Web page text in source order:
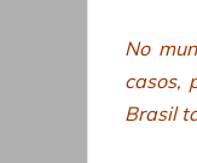
No
casos,
Brasil